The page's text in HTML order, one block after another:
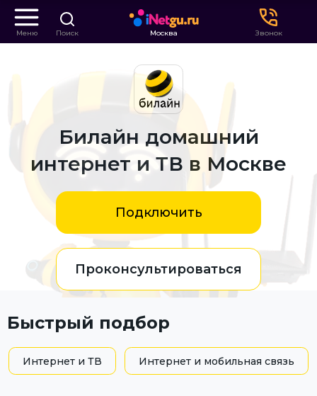
Меню Поиск Москва Звонок
Билайн домашний
интернет и ТВ в Москве
Подключить
Проконсультироваться
Быстрый подбор
Интернет и ТВ Интернет и мобильная связь